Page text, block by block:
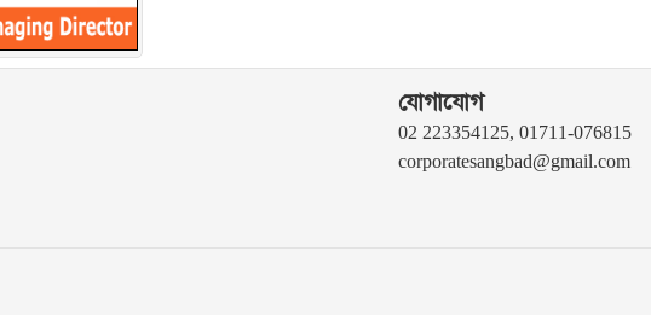
যোগাযোগ
02 223354125, 01711-076815
corporatesangbad@gmail.com